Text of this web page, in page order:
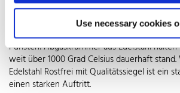
Use necessary cookies
Werkstoff brilliert mit seiner Robustheit in
Abgasanlage. So stellen Katalysatoren aus
die Filtration schädlicher Abgasstoffe sicher.
Puristen: Abgaskrümmer aus Edelstahl
weit über 1000 Grad Celsius dauerhaft
Edelstahl Rostfrei mit Qualitätssiegel ist ein
einen starken Auftritt.